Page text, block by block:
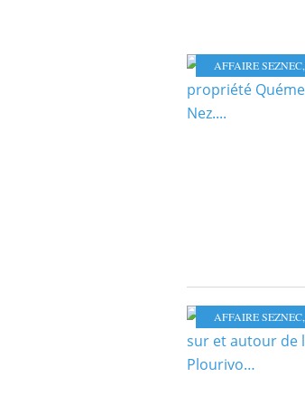
AFFAIRE SEZNEC,
AFFAIRE SEZNEC,